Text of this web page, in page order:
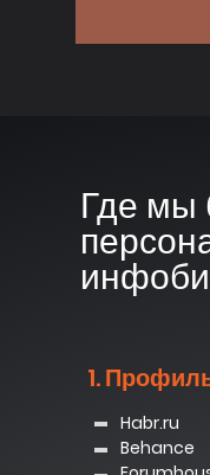
1.
Habr.ru
Behance
Где мы